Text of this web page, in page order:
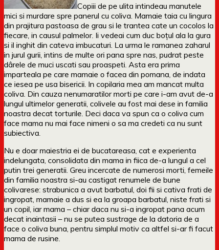
Copiii de pe ulita intindeau manutele
mici si murdare spre panerul cu coliva. Mamaie taia cu lingura
din prajitura pastoasa de grau si le trantea cate un cocolos la
fiecare, in causul palmelor. Ii vedeai cum duc boțul ala la gura
si il inghit din cateva imbucaturi. La urma le ramanea zaharul
in jurul gurii, intins de multe ori pana spre nas, pudrat peste
dârele de muci uscati sau proaspeti. Asta era prima
imparteala pe care mamaie o facea din pomana, de indata
ce iesea pe usa bisericii. In copilaria mea am mancat multa
coliva. Din cauza nenumaratilor morti pe care i-am avut de-a
lungul ultimelor generatii, colivele au fost mai dese in familia
noastra decat torturile. Deci daca va spun ca o coliva cum
face mama nu mai face nimeni o sa ma credeti ca nu sunt
subiectiva.
Nu e doar maiestria ei de bucatareasa, cat e experienta
indelungata, consolidata din mama in fiica de-a lungul a cel
putin trei generatii. Greu incercate de numerosi morti, femeile
din familia noastra si-au castigat renumele de bune
colivarese: strabunica a avut barbatul, doi fii si cativa frati de
ingropat, mamaie a dus si ea la groapa barbatul, niste frati si
un copil, iar mama – chiar daca nu si-a ingropat pana acum
decat inaintasii – nu se putea sustrage de la datoria de a
face o coliva buna, pentru simplul motiv ca altfel si-ar fi facut
mama de rusine.